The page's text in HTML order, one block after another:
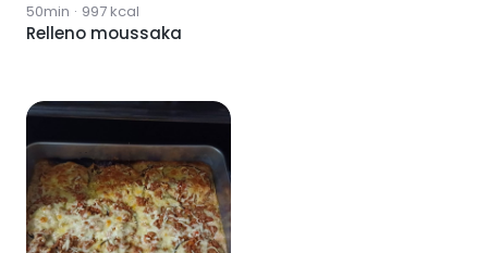
50min · 997kcal
Relleno moussaka